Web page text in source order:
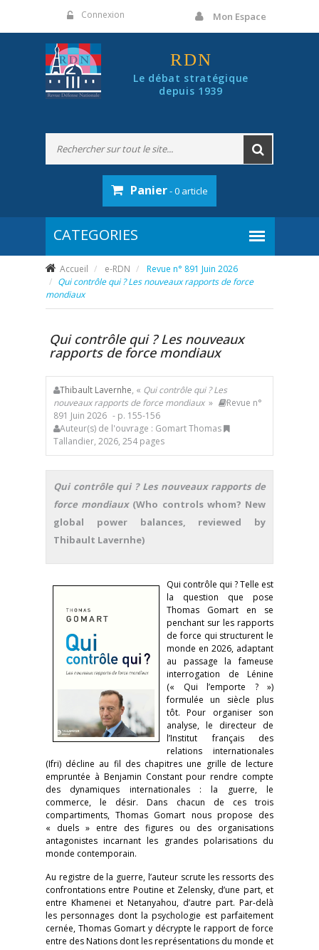
Connexion Mon Espace
RDN
Le débat stratégique
depuis 1939
Panier- 0 article
Accueil e-RDN
Revue n° 891 Juin 2026
Qui contrôle qui ? Les nouveaux rapports de force
mondiaux
Qui contrôle qui ? Les nouveaux
rapports de force mondiaux
Thibault Lavernhe, « Qui contrôle qui ? Les
nouveaux rapports de force mondiaux»
Revue n°
891 Juin 2026 - p. 155-156
Auteur(s) de l'ouvrage : Gomart Thomas
Tallandier, 2026, 254 pages
Qui contrôle qui ? Les nouveaux rapports de
force mondiaux (Who controls whom? New
global power balances, reviewed by
Thibault Lavernhe)
Qui contrôle qui ? Telle est
la question que pose
Thomas Gomart en se
penchant sur les rapports
de force qui structurent le
monde en 2026, adaptant
au passage la fameuse
interrogation de Lénine
(« Qui l’emporte ? »)
formulée un siècle plus
tôt. Pour organiser son
analyse, le directeur de
l’Institut français des
relations internationales
(Ifri) décline au fil des chapitres une grille de lecture
empruntée à Benjamin Constant pour rendre compte
des dynamiques internationales : la guerre, le
commerce, le désir. Dans chacun de ces trois
compartiments, Thomas Gomart nous propose des
« duels » entre des figures ou des organisations
antagonistes incarnant les grandes polarisations du
monde contemporain.
Au registre de la guerre, l’auteur scrute les ressorts des
confrontations entre Poutine et Zelensky, d’une part, et
entre Khamenei et Netanyahou, d’autre part. Par-delà
les personnages dont la psychologie est parfaitement
cernée, Thomas Gomart y décrypte le rapport de force
entre des Nations dont les représentations du monde et